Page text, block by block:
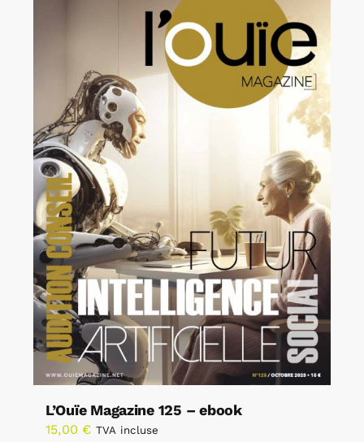
L’Ouïe Magazine 125 – ebook
15,00 € TVA incluse